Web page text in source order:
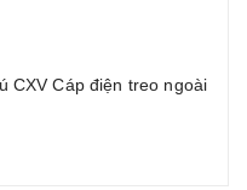
CXV Cáp điện treo ngoài